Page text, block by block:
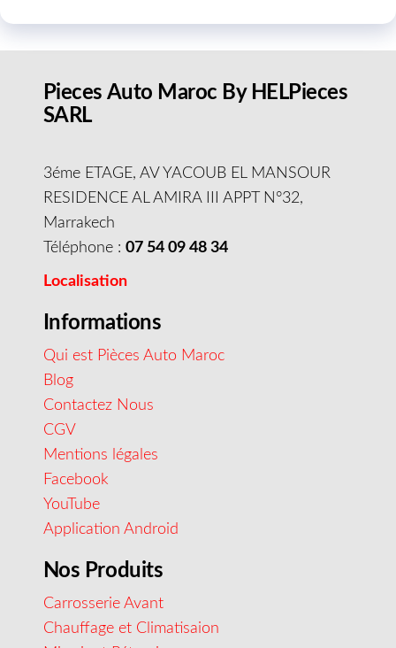
Pieces Auto Maroc By HELPieces
SARL
3éme ETAGE, AV YACOUB EL MANSOUR
RESIDENCE AL AMIRA III APPT N°32,
Marrakech
Téléphone : 07 54 09 48 34
Localisation
Informations
Qui est Pièces Auto Maroc
Blog
Contactez Nous
CGV
Mentions légales
Facebook
YouTube
Application Android
Nos Produits
Carrosserie Avant
Chauffage et Climatisaion